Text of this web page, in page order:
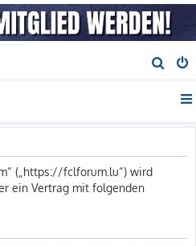
u
h
(„https://fclforum.lu“) wird
ein Vertrag mit folgenden